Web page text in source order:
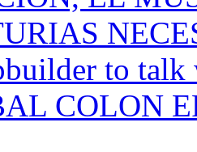
to talk
COLON